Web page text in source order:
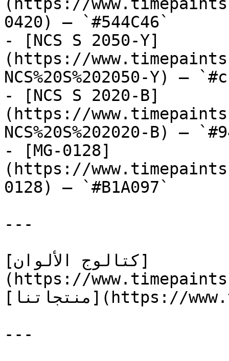
0420) — `#544C46`
- [NCS S 2050-Y]
(https://
NCS%20S%202050-Y) —
- [NCS S 2020-B]
(https://
NCS%20S%202020-B) —
- [MG-0128]
(https://
0128) — `#B1A097`
---
[كتالوج الألوان]
(https://
[منتجاتنا](https://www.timepaints.com/ar/products)
---